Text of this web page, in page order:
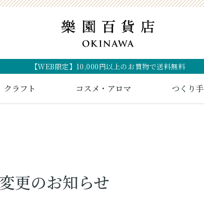
【WEB限定】10,000円以上のお買物で送料無料
クラフト コスメ・アロマ つくり手
更のお知らせ